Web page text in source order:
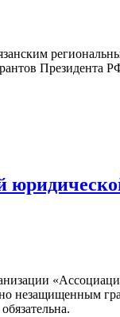
Президента
незащищенным